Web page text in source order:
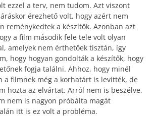
ezzel a terv, nem tudom. Azt viszont
érezhető volt, hogy azért nem
reménykedtek a készítők. Azonban azt
a film második fele tele volt olyan
amelyek nem érthetőek tisztán, így
hogy hogyan gondolták a készítők, hogy
fogja találni. Ahhoz, hogy minél
a filmnek még a korhatárt is levitték, de
hozta az elvártat. Arról nem is beszélve,
nem is nagyon próbálta magát
itt is ez volt a probléma.